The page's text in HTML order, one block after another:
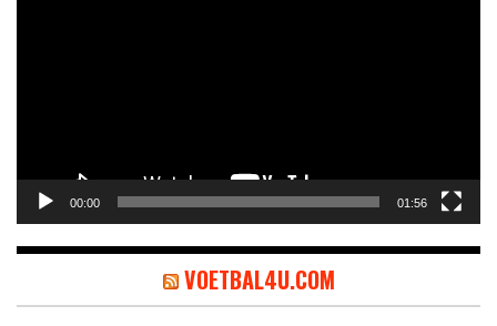
00:00 01:56
VOETBAL4U.COM